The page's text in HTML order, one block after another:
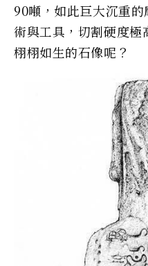
90噸，如此巨大沉重
術與工具，切割硬度極
栩栩如生的石像呢？